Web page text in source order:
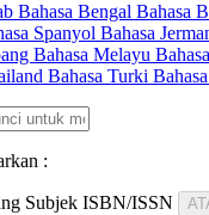
Bahasa Bengal Bahasa
Spanyol Bahasa
Bahasa Melayu
Bahasa Turki
:
Subjek ISBN/ISSN